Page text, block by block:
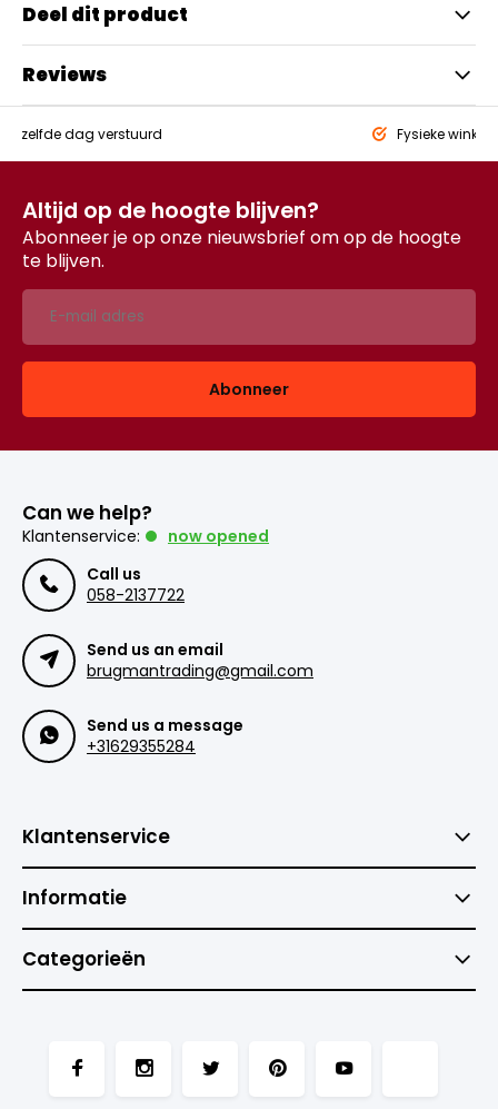
Deel dit product
Reviews
zelfde dag verstuurd Fysieke winkel
Altijd op de hoogte blijven?
Abonneer je op onze nieuwsbrief om op de hoogte
te blijven.
Abonneer
Can we help?
Klantenservice:
now opened
Call us
058-2137722
Send us an email
brugmantrading@gmail.com
Send us a message
+31629355284
Klantenservice
Informatie
Categorieën